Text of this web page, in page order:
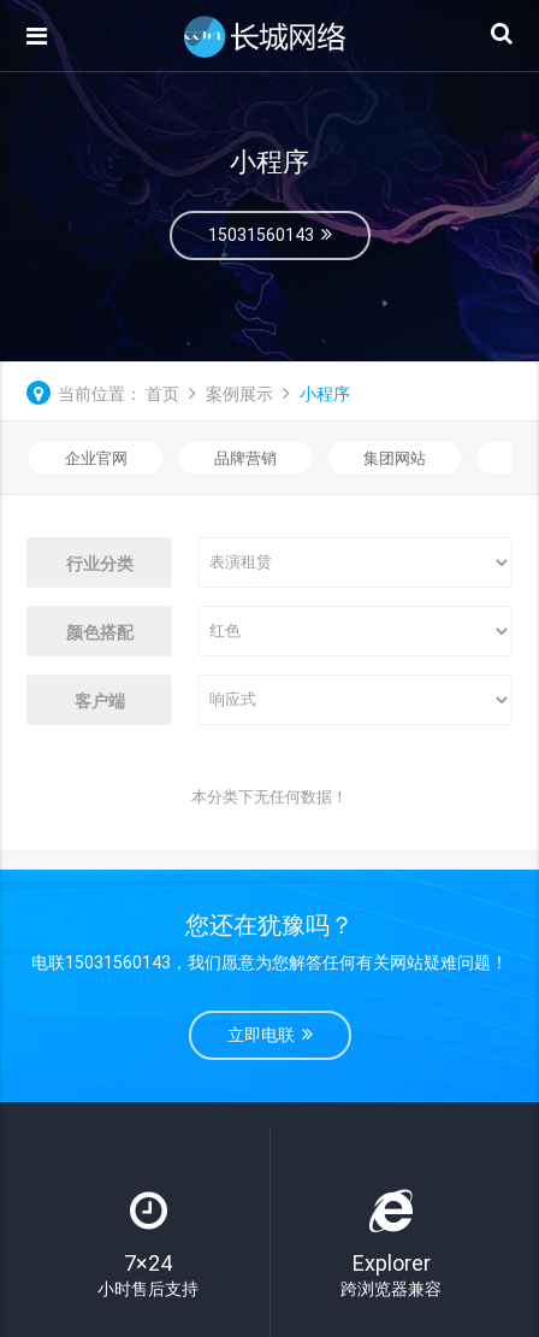
小程序
15031560143
当前位置： 首页 案例展示 小程序
企业官网 品牌营销 集团网站
行业分类
颜色搭配
客户端
本分类下无任何数据！
您还在犹豫吗？
电联15031560143，我们愿意为您解答任何有关网站疑难问题！
立即电联
7×24
小时售后支持
Explorer
跨浏览器兼容